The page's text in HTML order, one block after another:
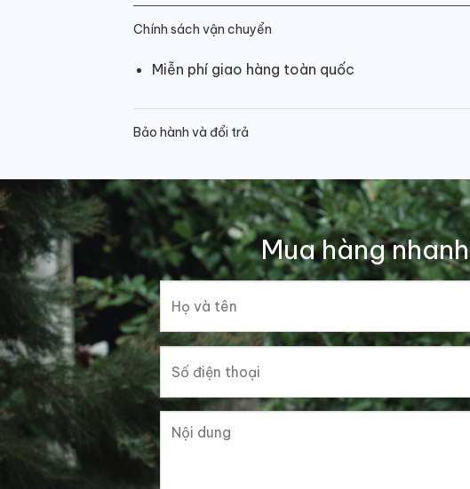
Chính sách vận chuyển
Miễn phí giao hàng toàn quốc
Bảo hành và đổi trả
Mua hàng nhanh